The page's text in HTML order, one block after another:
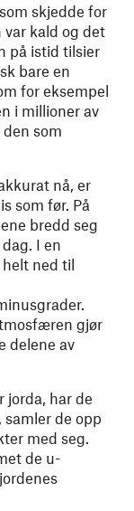
skjedde for
var kald og det
på istid tilsier
bare en
for eksempel
i millioner av
som
nå, er
som før. På
bredd seg
I en
helt ned til
gjør
delene av
jorda, har de
de opp
med seg.
de u-